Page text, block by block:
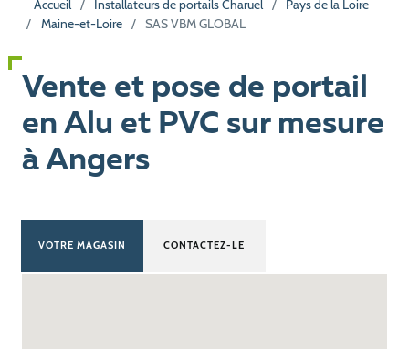
Accueil / Installateurs de portails Charuel /
Pays de la Loire
/
Maine-et-Loire / SAS VBM GLOBAL
Vente et pose de portail
en Alu et PVC sur mesure
à Angers
VOTRE MAGASIN CONTACTEZ-LE